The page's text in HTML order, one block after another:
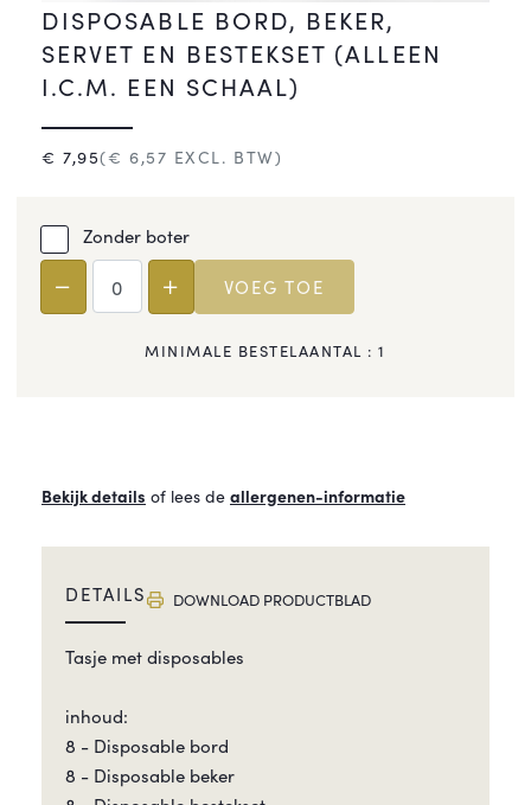
DISPOSABLE BORD, BEKER,
SERVET EN BESTEKSET (ALLEEN
I.C.M. EEN SCHAAL)
€7,95(€6,57 EXCL. BTW)
Zonder boter
VOEG TOE
MINIMALE BESTELAANTAL :1
Bekijk details of lees de allergenen-informatie
DETAILS DOWNLOAD PRODUCTBLAD
Tasje met disposables
inhoud:
8 - Disposable bord
8 - Disposable beker